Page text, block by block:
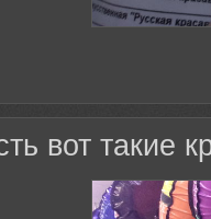
вот такие